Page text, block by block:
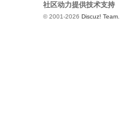
社区动力提供技术支持
© 2001-2026 Discuz! Team